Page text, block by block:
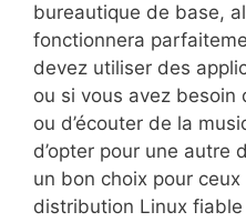
bureautique de base,
fonctionnera
devez utiliser des
ou si vous avez
ou d’écouter de la
d’opter pour une autre
un bon choix pour
distribution Linux